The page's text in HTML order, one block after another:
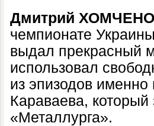
Дмитрий
чемпионате
выдал прекрасный
использовал
из эпизодов именно
Караваева, который
«Металлурга».